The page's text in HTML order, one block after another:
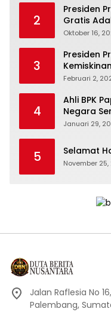
2
Presiden
Gratis
Depan
Oktober 16,
3
Presiden
Februari 2,
4
Ahli BPK
Negara
Januari 29,
5 Selamat
November 25,
Jalan Raflesia No
Palembang,